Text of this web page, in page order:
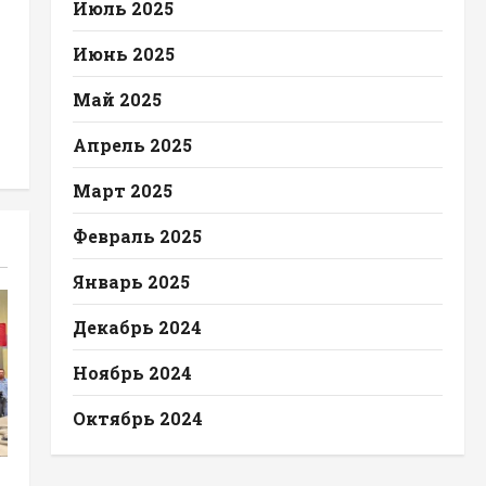
Июль 2025
Июнь 2025
Май 2025
Апрель 2025
Март 2025
Февраль 2025
Январь 2025
Декабрь 2024
Ноябрь 2024
Октябрь 2024